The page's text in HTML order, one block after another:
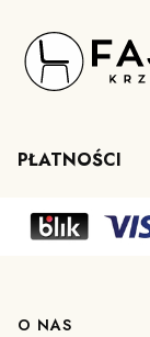
PŁATNOŚCI
Linki w stopce
O NAS